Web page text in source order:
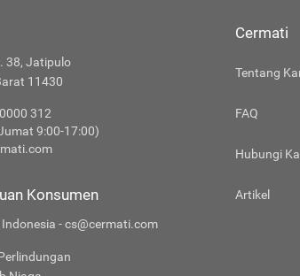
38, Jatipulo
11430
312
9:00-17:00)
Konsumen
- cs@cermati.com
Cermati
Tentang
FAQ
Hubungi
Artikel